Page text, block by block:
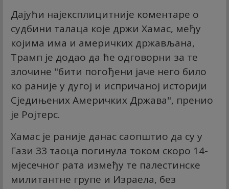
Дајући најексплицитније коментаре о
судбини талаца које држи Хамас, међу
којима има и америчких држављана,
Трамп је додао да ће одговорни за те
злочине "бити погођени јаче него било
ко раније у дугој и испричаној историји
Сједињених Америчких Држава", пренио
је Ројтерс.
Хамас је раније данас саопштио да су у
Гази 33 таоца погинула током скоро 14-
мјесечног рата између те палестинске
милитантне групе и Израела, без